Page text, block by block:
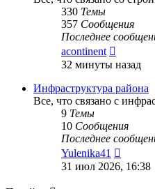
330 Темы
357 Сообщения
Последнее
acontinent
к
32 минуты назад
Инфраструктура района
Все, что связано с
9 Темы
10 Сообщения
Последнее
Yulenika41
31 июл 2026, 16:38